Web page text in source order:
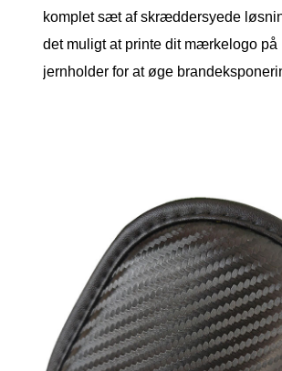
komplet sæt af skræddersyede
det muligt at printe dit mærkelogo på
jernholder for at øge